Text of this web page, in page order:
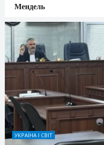
Мендель
УКРАЇНА І СВІТ